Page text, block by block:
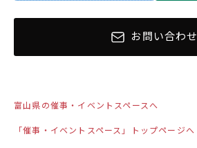
お問い合わせ
富山県の催事・イベントスペースへ
「催事・イベントスペース」トップページへ